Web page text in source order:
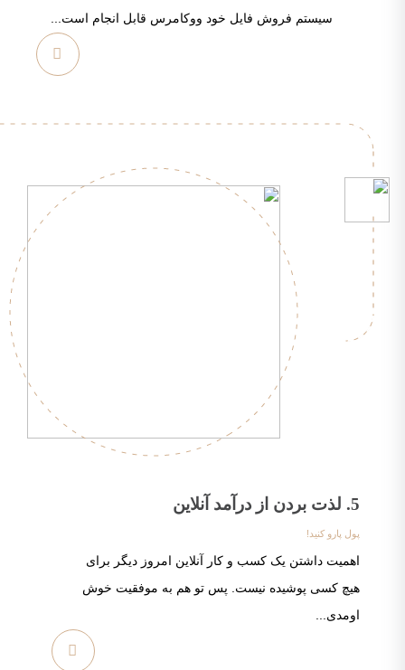
سیستم فروش فایل خود ووکامرس قابل انجام است...
5. لذت بردن از درآمد آنلاین
پول پارو کنید!
اهمیت داشتن یک کسب و کار آنلاین امروز دیگر برای
هیچ کسی پوشیده نیست. پس تو هم به موفقیت خوش
اومدی...